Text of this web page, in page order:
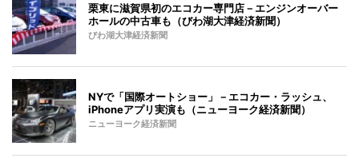
栗東に滋賀県初のエコカー専門店－エンジンオーバー
ホールの中古車も（びわ湖大津経済新聞）
びわ湖大津経済新聞
NYで「国際オートショー」－エコカー・ラッシュ、
iPhoneアプリ実演も（ニューヨーク経済新聞）
ニューヨーク経済新聞